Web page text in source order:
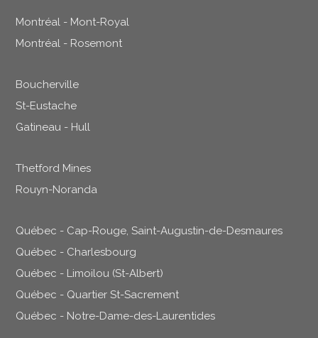
Montréal - Mont-Royal
Montréal - Rosemont
Boucherville
St-Eustache
Gatineau - Hull
Thetford Mines
Rouyn-Noranda
Québec - Cap-Rouge, Saint-Augustin-de-Desmaures
Québec - Charlesbourg
Québec - Limoilou (St-Albert)
Québec - Quartier St-Sacrement
Québec - Notre-Dame-des-Laurentides